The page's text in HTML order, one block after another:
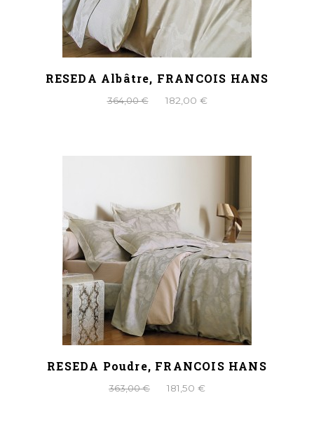
RESEDA Albâtre, FRANCOIS HANS
364,00 € 182,00 €
RESEDA Poudre, FRANCOIS HANS
363,00 € 181,50 €